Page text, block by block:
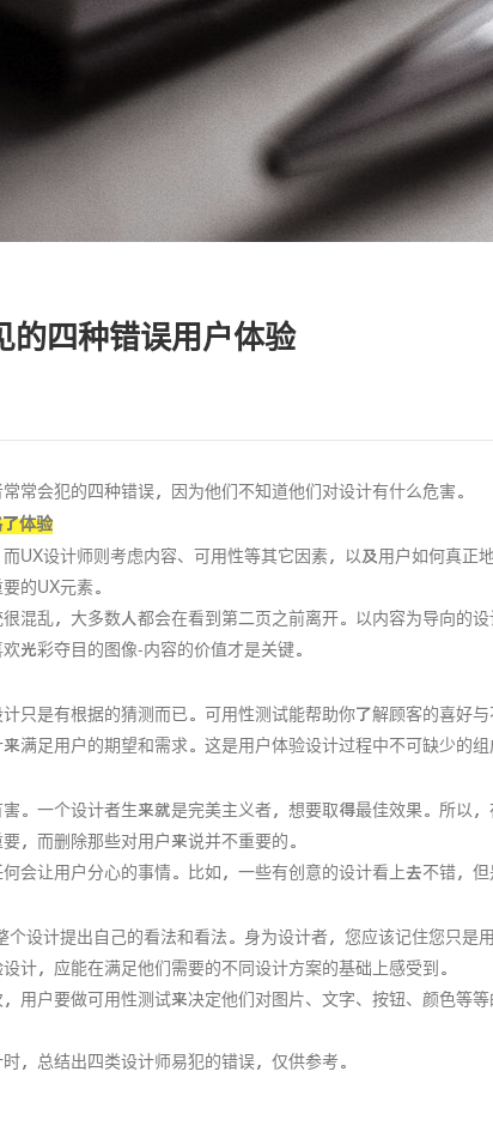
的四种错误用户体验
常会犯的四种错误，因为他们不知道他们对设计有什么危害。
体验
UX设计师则考虑内容、可用性等其它因素，以及用户如何真
的UX元素。
混乱，大多数人都会在看到第二页之前离开。以内容为导向的
光彩夺目的图像-内容的价值才是关键。
只是有根据的猜测而已。可用性测试能帮助你了解顾客的喜好
满足用户的期望和需求。这是用户体验设计过程中不可缺少的
。一个设计者生来就是完美主义者，想要取得最佳效果。所以
，而删除那些对用户来说并不重要的。
会让用户分心的事情。比如，一些有创意的设计看上去不错，但
设计提出自己的看法和看法。身为设计者，您应该记住您只是
计，应能在满足他们需要的不同设计方案的基础上感受到。
用户要做可用性测试来决定他们对图片、文字、按钮、颜色等
，总结出四类设计师易犯的错误，仅供参考。